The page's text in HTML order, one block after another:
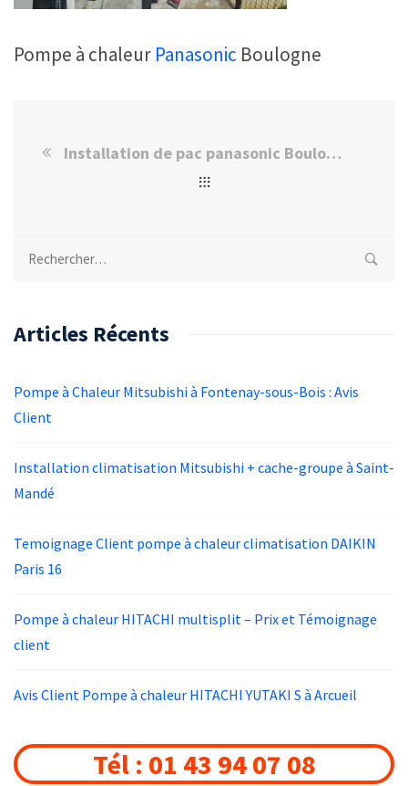
Pompe à chaleur Panasonic Boulogne
Installation de pac panasonic Boulogne-Billancourt
Rechercher :
Articles Récents
Pompe à Chaleur Mitsubishi à Fontenay-sous-Bois : Avis
Client
Installation climatisation Mitsubishi + cache-groupe à Saint-
Mandé
Temoignage Client pompe à chaleur climatisation DAIKIN
Paris 16
Pompe à chaleur HITACHI multisplit – Prix et Témoignage
client
Avis Client Pompe à chaleur HITACHI YUTAKI S à Arcueil
Tél : 01 43 94 07 08